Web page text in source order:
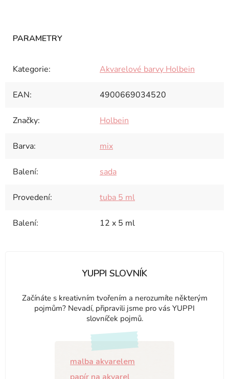
Kategorie: Akvarelové barvy Holbein
EAN: 4900669034520
Značky: Holbein
Barva: mix
Balení: sada
Provedení: tuba 5 ml
Balení: 12 x 5 ml
YUPPI SLOVNÍK
Začínáte s kreativním tvořením a nerozumíte některým
pojmům? Nevadí, připravili jsme pro vás YUPPI
slovníček pojmů.
malba akvarelem